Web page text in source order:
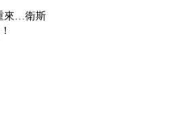
來…衛斯